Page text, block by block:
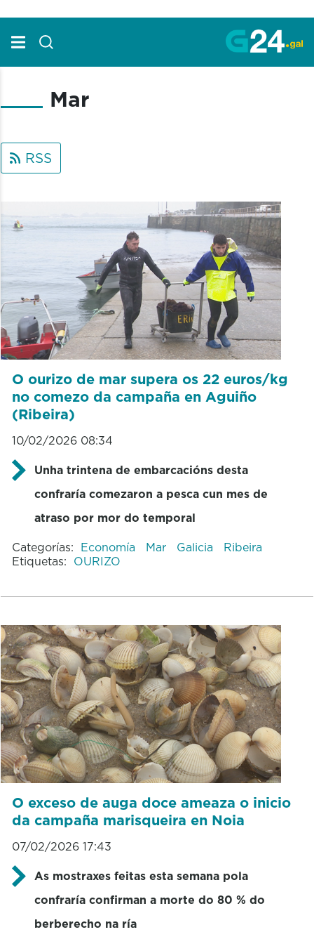
Mar
RSS
O ourizo de mar supera os 22 euros/kg
no comezo da campaña en Aguiño
(Ribeira)
10/02/2026 08:34
Unha trintena de embarcacións desta
confraría comezaron a pesca cun mes de
atraso por mor do temporal
Categorías: Economía Mar Galicia
Ribeira
Etiquetas: OURIZO
O exceso de auga doce ameaza o inicio
da campaña marisqueira en Noia
07/02/2026 17:43
As mostraxes feitas esta semana pola
confraría confirman a morte do 80 % do
berberecho na ría